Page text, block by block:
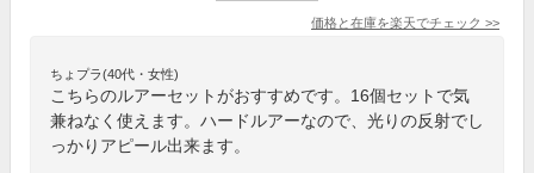
価格と在庫を楽天でチェック >>
ちょプラ(40代・女性)
こちらのルアーセットがおすすめです。16個セットで気
兼ねなく使えます。ハードルアーなので、光りの反射でし
っかりアピール出来ます。